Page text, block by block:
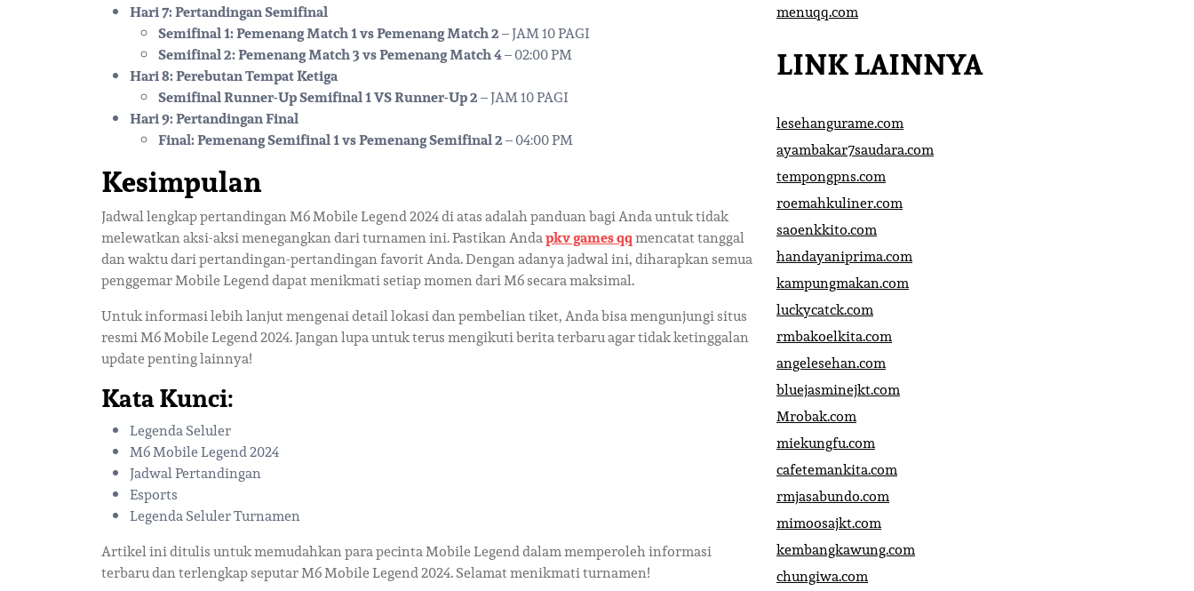
Hari 7: Pertandingan Semifinal
Semifinal 1: Pemenang Match 1 vs Pemenang Match 2– JAM 10 PAGI
Semifinal 2: Pemenang Match 3 vs Pemenang Match 4– 02:00 PM
Hari 8: Perebutan Tempat Ketiga
Semifinal Runner-Up Semifinal 1 VS Runner-Up 2– JAM 10 PAGI
Hari 9: Pertandingan Final
Final: Pemenang Semifinal 1 vs Pemenang Semifinal 2– 04:00 PM
Kesimpulan
Jadwal lengkap pertandingan M6 Mobile Legend 2024 di atas adalah panduan bagi Anda untuk tidak
melewatkan aksi-aksi menegangkan dari turnamen ini. Pastikan Andapkv games qqmencatat tanggal
dan waktu dari pertandingan-pertandingan favorit Anda. Dengan adanya jadwal ini, diharapkan semua
penggemar Mobile Legend dapat menikmati setiap momen dari M6 secara maksimal.
Untuk informasi lebih lanjut mengenai detail lokasi dan pembelian tiket, Anda bisa mengunjungi situs
resmi M6 Mobile Legend 2024. Jangan lupa untuk terus mengikuti berita terbaru agar tidak ketinggalan
update penting lainnya!
Kata Kunci:
Legenda Seluler
M6 Mobile Legend 2024
Jadwal Pertandingan
Esports
Legenda Seluler Turnamen
Artikel ini ditulis untuk memudahkan para pecinta Mobile Legend dalam memperoleh informasi
terbaru dan terlengkap seputar M6 Mobile Legend 2024. Selamat menikmati turnamen!
menuqq.com
LINK LAINNYA
lesehangurame.com
ayambakar7saudara.com
tempongpns.com
roemahkuliner.com
saoenkkito.com
handayaniprima.com
kampungmakan.com
luckycatck.com
rmbakoelkita.com
angelesehan.com
bluejasminejkt.com
Mrobak.com
miekungfu.com
cafetemankita.com
rmjasabundo.com
mimoosajkt.com
kembangkawung.com
chungiwa.com